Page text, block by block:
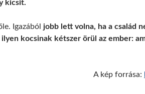
kicsit.
Igazából jobb lett volna, ha a család
ilyen kocsinak kétszer örül az ember:
A kép forrása: